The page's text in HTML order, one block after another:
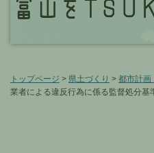
トップページ > 県土づくり > 都市計画
業者による違反行為に係る監督処分基